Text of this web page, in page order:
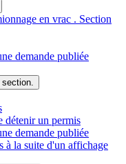
en vrac . Section
demande publiée
section.
détenir un permis
demande publiée
à la suite d'un affichage